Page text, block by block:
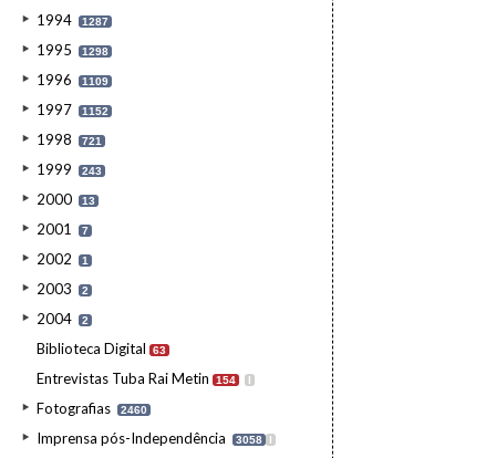
1994 1287
1995 1298
1996 1109
1997 1152
1998 721
1999 243
2000 13
2001 7
2002 1
2003 2
2004 2
Biblioteca Digital 63
Entrevistas Tuba Rai Metin 154 I
Fotografias 2460
Imprensa pós-Independência 3058 I